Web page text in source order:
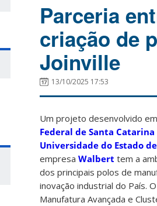
Parceria
criação de
Joinville
13/10/2025 17:53
Um projeto desenvolvido
Federal de Santa Catarina
Universidade do Estado
empresa Walbert tem a
dos principais polos de
inovação industrial do País.
Manufatura Avançada e